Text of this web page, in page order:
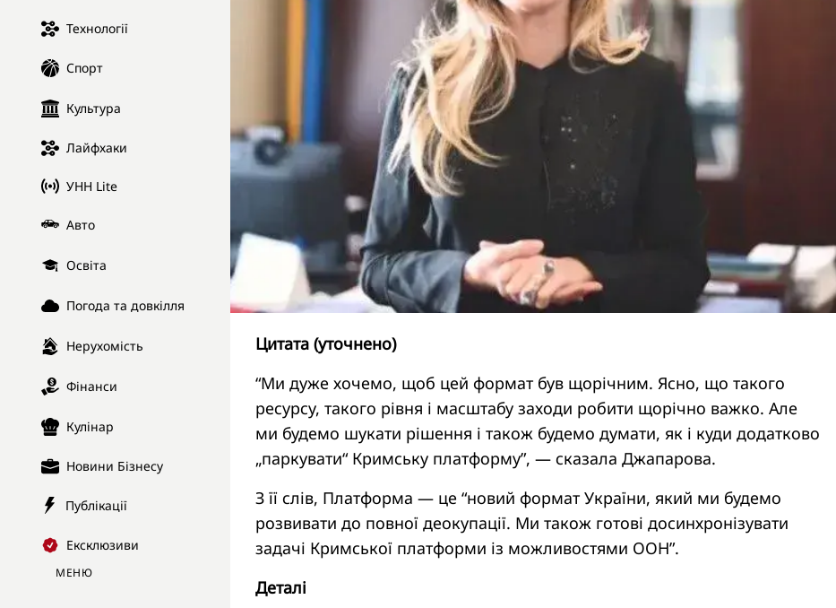
Технології
Спорт
Культура
Лайфхаки
УНН Lite
Авто
Освіта
Погода та довкілля
Нерухомість
Фінанси
Кулінар
Новини Бізнесу
Публікації
Ексклюзиви
МЕНЮ
Цитата (уточнено)
“Ми дуже хочемо, щоб цей формат був щорічним. Ясно, що такого
ресурсу, такого рівня і масштабу заходи робити щорічно важко. Але
ми будемо шукати рішення і також будемо думати, як і куди додатково
„паркувати“ Кримську платформу”, — сказала Джапарова.
З її слів, Платформа — це “новий формат України, який ми будемо
розвивати до повної деокупації. Ми також готові досинхронізувати
задачі Кримської платформи із можливостями ООН”.
Деталі